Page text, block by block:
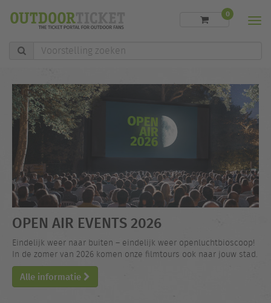
Voorstelling
zoeken
0
OPEN AIR EVENTS 2026
Eindelijk weer naar buiten – eindelijk weer openluchtbioscoop!
In de zomer van 2026 komen onze filmtours ook naar jouw stad.
Alle informatie